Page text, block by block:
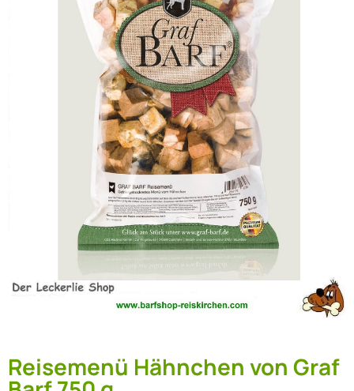
Reisemenü Hähnchen von Graf